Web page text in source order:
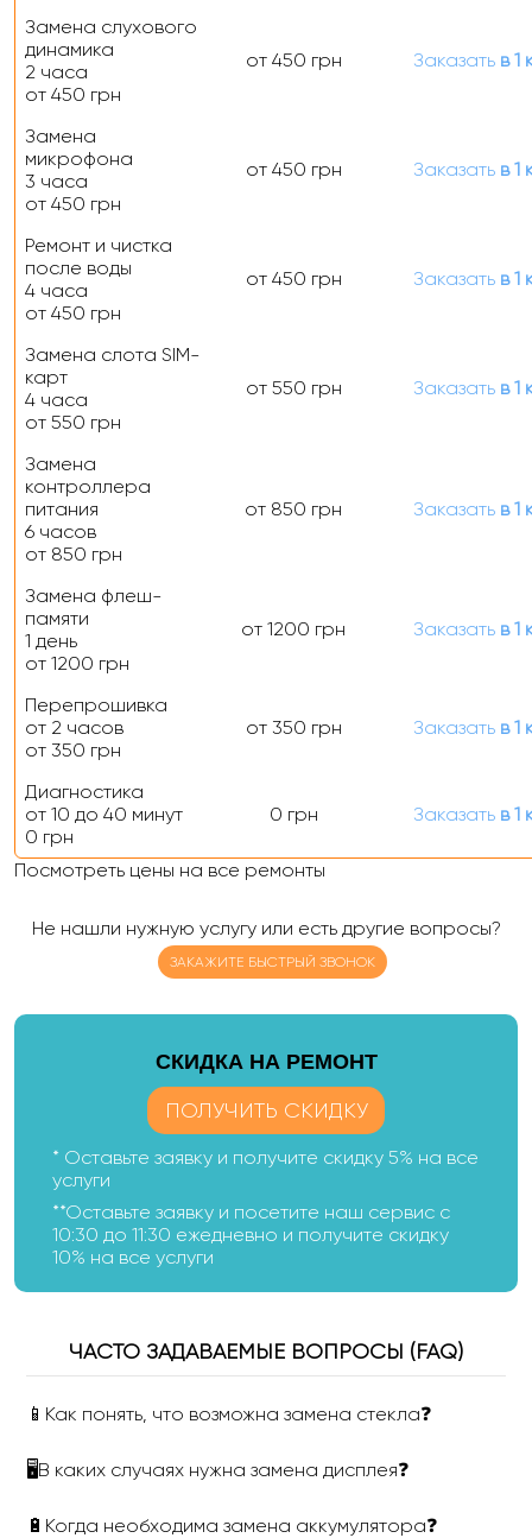
Замена слухового
динамика
2 часа
от 450 грн
от 450 грн Заказатьв 1
Замена
микрофона
3 часа
от 450 грн
от 450 грн Заказатьв 1
Ремонт и чистка
после воды
4 часа
от 450 грн
от 450 грн Заказатьв 1
Замена слота SIM-
карт
4 часа
от 550 грн
от 550 грн Заказатьв 1
Замена
контроллера
питания
6 часов
от 850 грн
от 850 грн Заказатьв 1
Замена флеш-
памяти
1 день
от 1200 грн
от 1200 грн Заказатьв 1
Перепрошивка
от 2 часов
от 350 грн
от 350 грн Заказатьв 1
Диагностика
от 10 до 40 минут
0 грн
0 грн Заказатьв 1
Посмотреть цены на все ремонты
Не нашли нужную услугу или есть другие вопросы?
ЗАКАЖИТЕ БЫСТРЫЙ ЗВОНОК
CКИДКА НА РЕМОНТ
ПОЛУЧИТЬ СКИДКУ
* Оставьте заявку и получите скидку 5% на все
услуги
**Оставьте заявку и посетите наш сервис с
10:30 до 11:30 ежедневно и получите скидку
10% на все услуги
ЧАСТО ЗАДАВАЕМЫЕ ВОПРОСЫ (FAQ)
📱Как понять, что возможна замена стекла❓
🖥В каких случаях нужна замена дисплея❓
🔋Когда необходима замена аккумулятора❓